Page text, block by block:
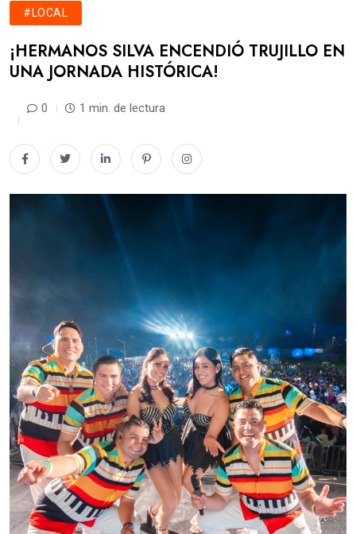
#LOCAL
​¡HERMANOS SILVA ENCENDIÓ TRUJILLO EN
UNA JORNADA HISTÓRICA!
0 1 min. de lectura